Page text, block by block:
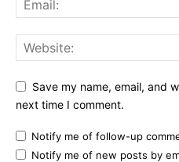
Save my name, email, and
next time I comment.
Notify me of follow-up
Notify me of new posts by